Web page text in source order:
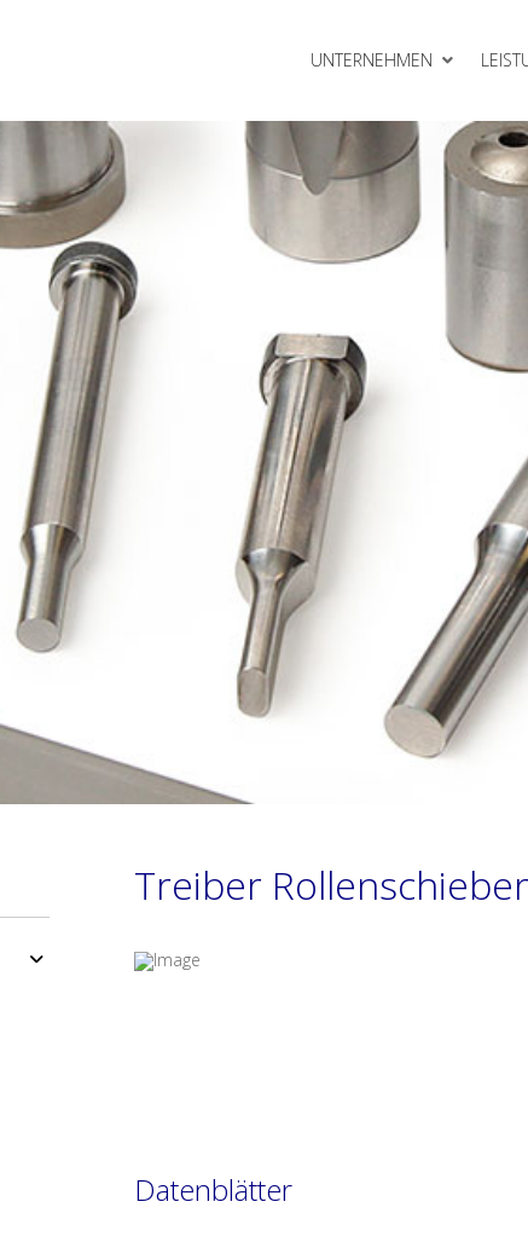
UNTERNEHMEN
Automation
Elektronische Gewindeformeinheiten
Federelemente
Formnormalien
Führungselemente Stanzwerkzeugbau
Gasdruckfedern und Tankplattensysteme
Gleitelemente
Rollbieger
VEP
Treiber Rollenschieber
Datenblätter